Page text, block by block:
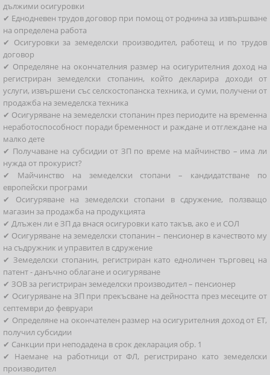
дължими осигуровки
✔ Еднодневен трудов договор при помощ от роднина за извършване
на определена работа
✔ Осигуровки за земеделски производител, работещ и по трудов
договор
✔ Определяне на окончателния размер на осигурителния доход на
регистриран земеделски стопанин, който декларира доходи от
услуги, извършени със селскостопанска техника, и суми, получени от
продажба на земеделска техника
✔ Осигуряване на земеделски стопанин през периодите на временна
неработоспособност поради бременност и раждане и отглеждане на
малко дете
✔ Получаване на субсидии от ЗП по време на майчинство – има ли
нужда от прокурист?
✔ Майчинство на земеделски стопани – кандидатстване по
европейски програми
✔ Осигуряване на земеделски стопани в сдружение, ползващо
магазин за продажба на продукцията
✔ Длъжен ли е ЗП да внася осигуровки като такъв, ако е и СОЛ
✔ Осигуряване на земеделски стопанин – пенсионер в качеството му
на съдружник и управител в сдружение
✔ Земеделски стопанин, регистриран като едноличен търговец на
патент - данъчно облагане и осигуряване
✔ ЗОВ за регистриран земеделски производител – пенсионер
✔ Осигуряване на ЗП при прекъсване на дейността през месеците от
септември до февруари
✔ Определяне на окончателен размер на осигурителния доход от ЕТ,
получил субсидии
✔ Санкции при неподадена в срок декларация обр. 1
✔ Наемане на работници от ФЛ, регистрирано като земеделски
производител